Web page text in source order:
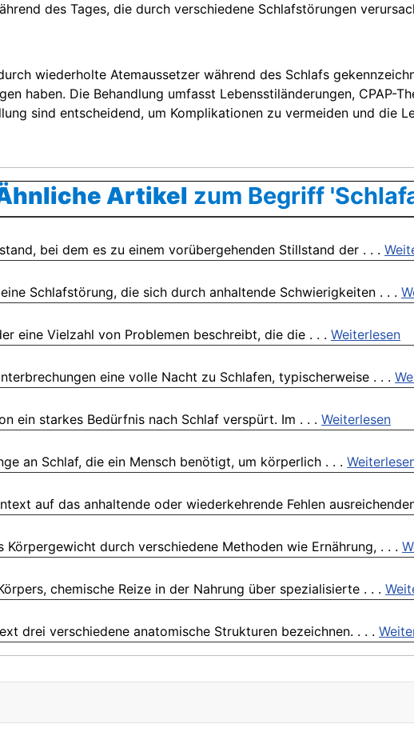
des Tages, die durch verschiedene Schlafstörungen
wiederholte Atemaussetzer während des Schlafs
haben. Die Behandlung umfasst Lebensstiländerungen, CPAP-
sind entscheidend, um Komplikationen zu vermeiden und die
Artikel zum Begriff
bei dem es zu einem vorübergehenden Stillstand der . . .
Schlafstörung, die sich durch anhaltende Schwierigkeiten . . .
eine Vielzahl von Problemen beschreibt, die die . . . Weiterlesen
eine volle Nacht zu Schlafen, typischerweise . . .
ein starkes Bedürfnis nach Schlaf verspürt. Im . . . Weiterlesen
an Schlaf, die ein Mensch benötigt, um körperlich . . .
auf das anhaltende oder wiederkehrende Fehlen
durch verschiedene Methoden wie Ernährung, . . .
chemische Reize in der Nahrung über spezialisierte . . .
drei verschiedene anatomische Strukturen bezeichnen. . . .